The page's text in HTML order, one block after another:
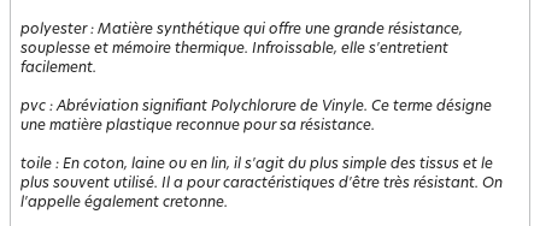
polyester: Matière synthétique qui offre une grande résistance,
souplesse et mémoire thermique. Infroissable, elle s'entretient
facilement.
pvc :Abréviation signifiant Polychlorure de Vinyle. Ce terme désigne
une matière plastique reconnue pour sa résistance.
toile : En coton, laine ou en lin, il s'agit du plus simple des tissus et le
plus souvent utilisé. Il a pour caractéristiques d'être très résistant. On
l'appelle également cretonne.